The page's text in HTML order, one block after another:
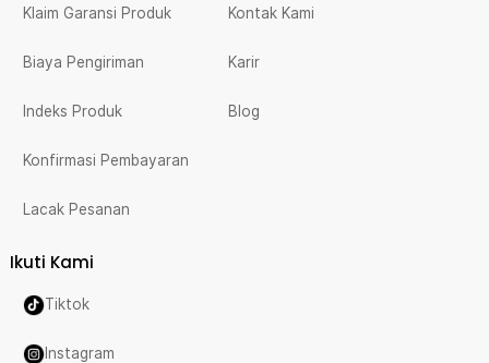
Klaim Garansi Produk
Biaya Pengiriman
Indeks Produk
Konfirmasi Pembayaran
Lacak Pesanan
Kontak Kami
Karir
Blog
Ikuti Kami
Tiktok
Instagram